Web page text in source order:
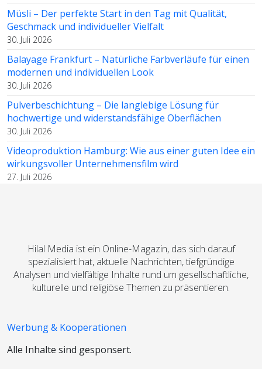
Müsli – Der perfekte Start in den Tag mit Qualität,
Geschmack und individueller Vielfalt
30. Juli 2026
Balayage Frankfurt – Natürliche Farbverläufe für einen
modernen und individuellen Look
30. Juli 2026
Pulverbeschichtung – Die langlebige Lösung für
hochwertige und widerstandsfähige Oberflächen
30. Juli 2026
Videoproduktion Hamburg: Wie aus einer guten Idee ein
wirkungsvoller Unternehmensfilm wird
27. Juli 2026
Hilal Media ist ein Online-Magazin, das sich darauf
spezialisiert hat, aktuelle Nachrichten, tiefgründige
Analysen und vielfältige Inhalte rund um gesellschaftliche,
kulturelle und religiöse Themen zu präsentieren.
Werbung & Kooperationen
Alle Inhalte sind gesponsert.